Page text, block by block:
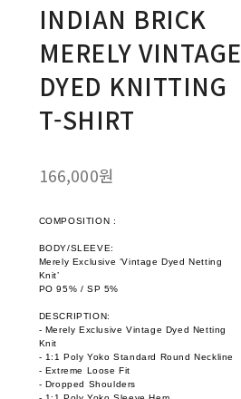
INDIAN BRICK
MERELY VINTAGE
DYED KNITTING
T-SHIRT
166,000원
COMPOSITION :
BODY/SLEEVE:
Merely Exclusive ‘Vintage Dyed Netting
Knit’
PO 95% / SP 5%
DESCRIPTION:
- Merely Exclusive Vintage Dyed Netting
Knit
- 1:1 Poly Yoko Standard Round Neckline
- Extreme Loose Fit
- Dropped Shoulders